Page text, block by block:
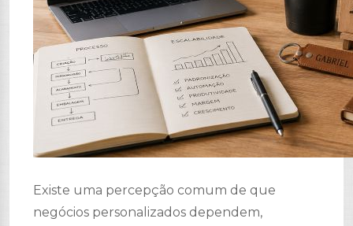
Existe uma percepção comum de que
negócios personalizados dependem,